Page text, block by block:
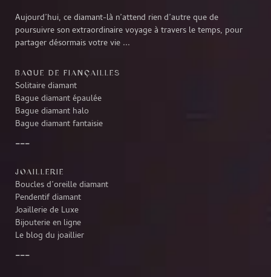
Aujourd’hui, ce diamant-là n’attend rien d’autre que de
poursuivre son extraordinaire voyage à travers le temps, pour
partager désormais votre vie ...
BAGUE DE FIANÇAILLES
Solitaire diamant
Bague diamant épaulée
Bague diamant halo
Bague diamant fantaisie
JOAILLERIE
Boucles d’oreille diamant
Pendentif diamant
Joaillerie de Luxe
Bijouterie en ligne
Le blog du joaillier